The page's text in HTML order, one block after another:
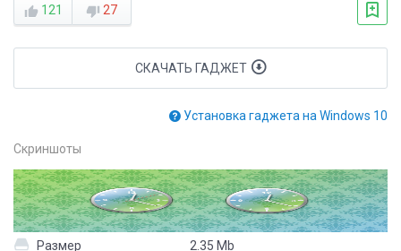
121 27
СКАЧАТЬ ГАДЖЕТ
Установка гаджета на Windows 10
Скриншоты
Размер 2.35 Mb